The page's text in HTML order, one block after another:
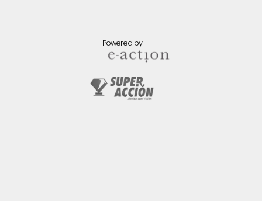
Powered by